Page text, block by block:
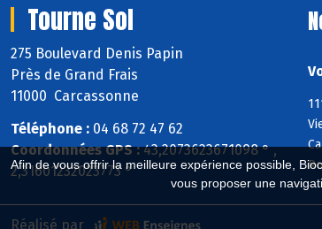
Afin de vous offrir la meilleure expérience possible,
vous proposer une
Tourne Sol
275 Boulevard Denis Papin
Près de Grand Frais
11000 Carcassonne
Téléphone : 04 68 72 47 62
Coordonnées GPS :43,2073623671098 ° ,
2,31601232023773 °
Réalisé par